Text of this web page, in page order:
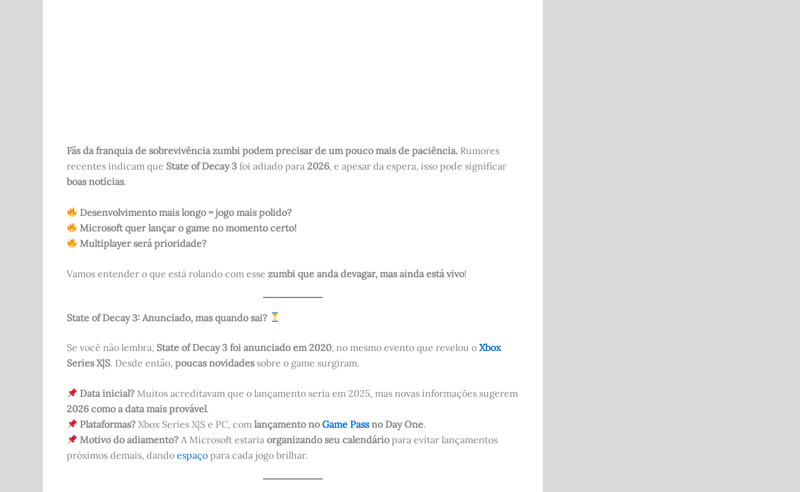
Fãs da franquia de sobrevivência zumbi podem precisar de um pouco mais de paciência. Rumores
recentes indicam que State of Decay 3 foi adiado para 2026, e apesar da espera, isso pode significar
boas notícias.
Desenvolvimento mais longo = jogo mais polido?
Microsoft quer lançar o game no momento certo!
Multiplayer será prioridade?
Vamos entender o que está rolando com esse zumbi que anda devagar, mas ainda está vivo!
State of Decay 3: Anunciado, mas quando sai?
Se você não lembra, State of Decay 3 foi anunciado em 2020, no mesmo evento que revelou o Xbox
Series X|S. Desde então, poucas novidadessobre o game surgiram.
Data inicial? Muitos acreditavam que o lançamento seria em 2025, mas novas informações sugerem
2026 como a data mais provável.
Plataformas? Xbox Series X|S e PC, comlançamento noGame Passno Day One.
Motivo do adiamento? A Microsoft estariaorganizando seu calendáriopara evitar lançamentos
próximos demais, dando espaço para cada jogo brilhar.